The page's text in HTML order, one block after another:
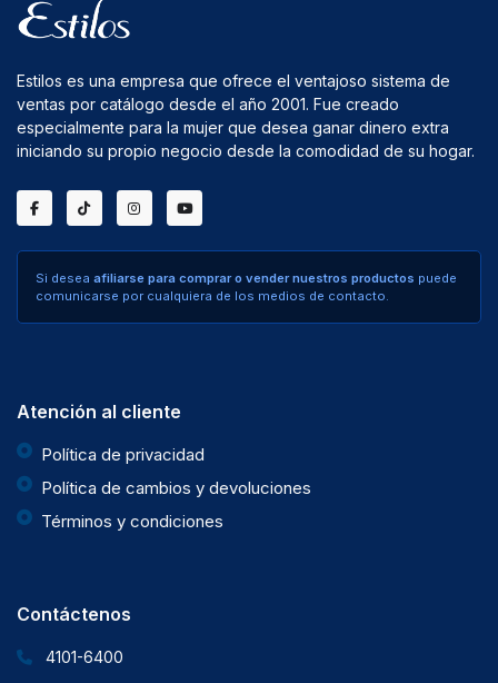
Estilos es una empresa que ofrece el ventajoso sistema de
ventas por catálogo desde el año 2001. Fue creado
especialmente para la mujer que desea ganar dinero extra
iniciando su propio negocio desde la comodidad de su hogar.
Si desea afiliarse para comprar o vender nuestros productos puede
comunicarse por cualquiera de los medios de contacto.
Atención al cliente
Política de privacidad
Política de cambios y devoluciones
Términos y condiciones
Contáctenos
4101-6400